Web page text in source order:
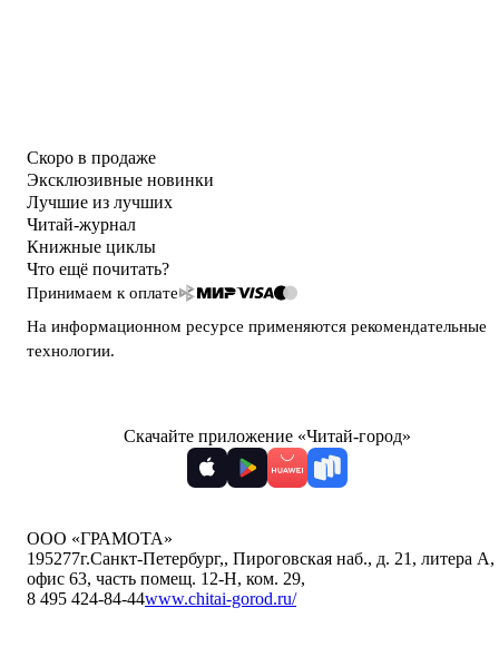
Скоро в продаже
Эксклюзивные новинки
Лучшие из лучших
Читай-журнал
Книжные циклы
Что ещё почитать?
Принимаем к оплате
На информационном ресурсе применяются рекомендательные
технологии.
Скачайте приложение «Читай-город»
ООО «ГРАМОТА»
195277г.Санкт-Петербург,, Пироговская наб., д. 21, литера А,
офис 63, часть помещ. 12-Н, ком. 29,
8 495 424-84-44www.chitai-gorod.ru/